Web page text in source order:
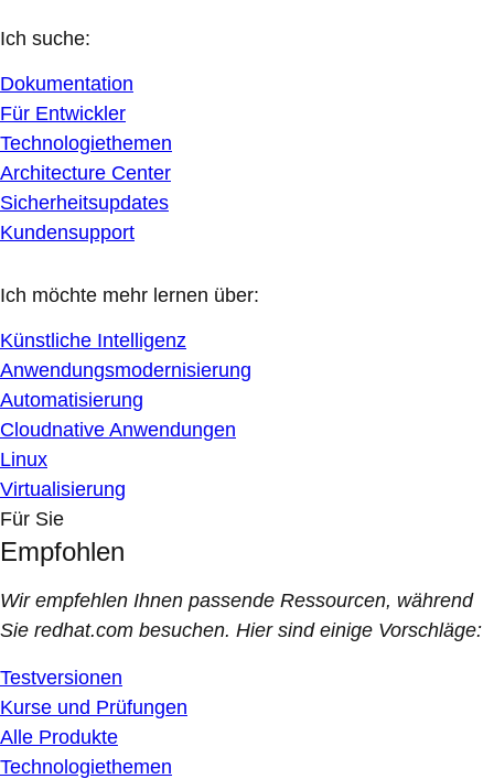
Ich suche:
Dokumentation
Für Entwickler
Technologiethemen
Architecture Center
Sicherheitsupdates
Kundensupport
Ich möchte mehr lernen über:
Künstliche Intelligenz
Anwendungsmodernisierung
Automatisierung
Cloudnative Anwendungen
Linux
Virtualisierung
Für Sie
Empfohlen
Wir empfehlen Ihnen passende Ressourcen, während
Sie redhat.com besuchen. Hier sind einige Vorschläge:
Testversionen
Kurse und Prüfungen
Alle Produkte
Technologiethemen